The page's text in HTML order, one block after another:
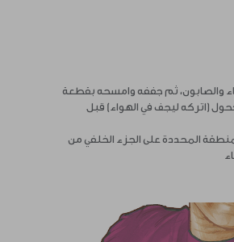
ثم جففه وامسحه بقطعة
(اتركه ليجف في الهواء) قبل
المحددة على الجزء الخلفي من